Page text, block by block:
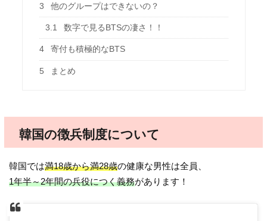
3 他のグループはできないの？
3.1 数字で見るBTSの凄さ！！
4 寄付も積極的なBTS
5 まとめ
韓国の徴兵制度について
韓国では満18歳から満28歳の健康な男性は全員、
1年半～2年間の兵役につく義務があります！